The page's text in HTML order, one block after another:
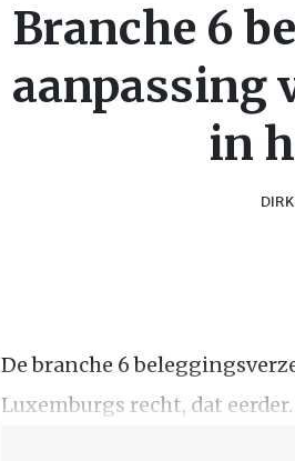
Branche 6
aanpassing
in
De branche 6
Luxemburgs recht, dat